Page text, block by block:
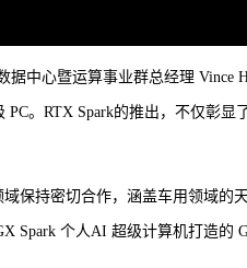
据中心暨运算事业群总经理 Vince
。RTX Spark的推出，不仅彰
保持密切合作，涵盖车用领域的
Spark 个人AI 超级计算机打造的